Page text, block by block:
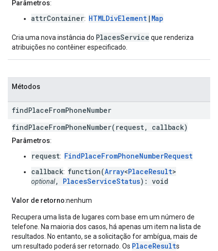
Parâmetros:
attrContainer: HTMLDivElement | Map
Cria uma nova instância do PlacesService que renderiza
atribuições no contêiner especificado.
Métodos
findPlaceFromPhoneNumber
findPlaceFromPhoneNumber(request, callback)
Parâmetros:
request: FindPlaceFromPhoneNumberRequest
callback: function(Array<PlaceResult>
optional, PlacesServiceStatus): void
Valor de retorno:nenhum
Recupera uma lista de lugares com base em um número de
telefone. Na maioria dos casos, há apenas um item na lista de
resultados. No entanto, se a solicitação for ambígua, mais de
um resultado poderá ser retornado. Os PlaceResults